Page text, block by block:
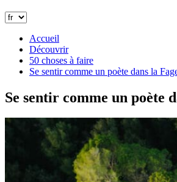
Accueil
Découvrir
50 choses à faire
Se sentir comme un poète dans la
Se sentir comme un poète